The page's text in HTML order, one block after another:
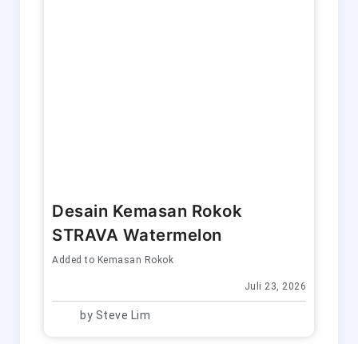
Desain Kemasan Rokok
STRAVA Watermelon
Added to Kemasan Rokok
Juli 23, 2026
by Steve Lim